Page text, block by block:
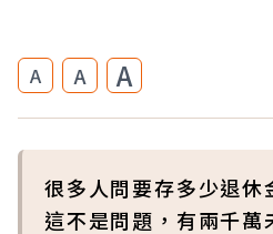
A A A
很多人問要存多少退休
這不是問題，有兩千萬